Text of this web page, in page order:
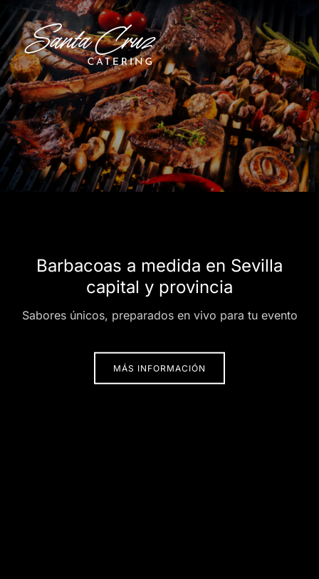
Barbacoas a medida en Sevilla
capital y provincia
Sabores únicos, preparados en vivo para tu evento
MÁS INFORMACIÓN